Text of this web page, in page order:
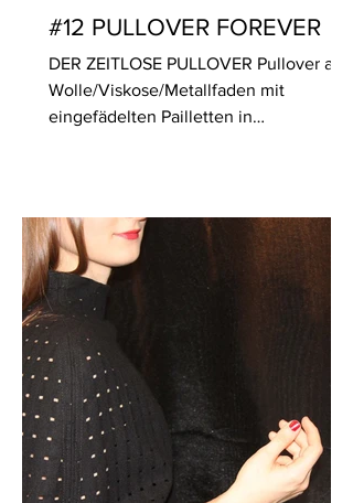
#12 PULLOVER FOREVER
DER ZEITLOSE PULLOVER Pullover aus
Wolle/Viskose/Metallfaden mit
eingefädelten Pailletten in